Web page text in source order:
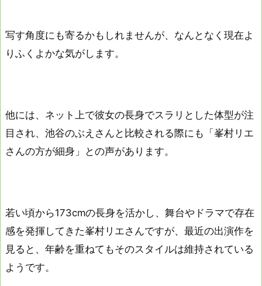
写す角度にも寄るかもしれませんが、なんとなく現在よ
りふくよかな気がします。
他には、ネット上で彼女の長身でスラリとした体型が注
目され、池谷のぶえさんと比較される際にも「峯村リエ
さんの方が細身」との声があります。
若い頃から173cmの長身を活かし、舞台やドラマで存在
感を発揮してきた峯村リエさんですが、最近の出演作を
見ると、年齢を重ねてもそのスタイルは維持されている
ようです。